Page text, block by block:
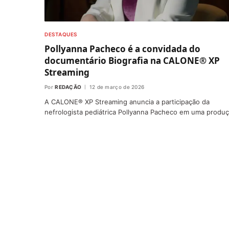
DESTAQUES
Pollyanna Pacheco é a convidada do
documentário Biografia na CALONE® XP
Streaming
Por REDAÇÃO 12 de março de 2026
A CALONE® XP Streaming anuncia a participação da
nefrologista pediátrica Pollyanna Pacheco em uma